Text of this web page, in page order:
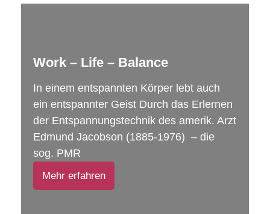
Work – Life – Balance
In einem entspannten Körper lebt auch
ein entspannter Geist Durch das Erlernen
der Entspannungstechnik des amerik. Arzt
Edmund Jacobson (1885-1976) – die
sog. PMR
Mehr erfahren